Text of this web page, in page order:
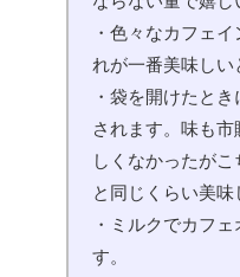
・色々なカフェ
れが一番美味しい
・袋を開けたと
されます。味も
しくなかったが
と同じくらい美味
・ミルクでカフ
す。